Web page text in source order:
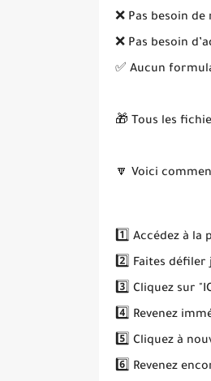
❌ Pas besoin
❌ Pas besoin
✅ Aucun
🎁 Tous les
🔽 Voici
1️⃣ Accédez à la
2️⃣ Faites défiler
3️⃣ Cliquez sur
4️⃣ Revenez
5️⃣ Cliquez à
6️⃣ Revenez